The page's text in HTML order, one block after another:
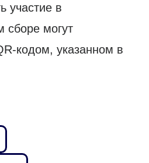
участие в
сборе могут
кодом, указанном в